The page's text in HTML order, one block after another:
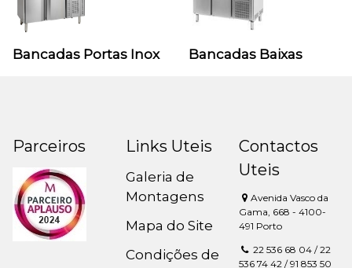
Bancadas Portas Inox Bancadas Baixas
Parceiros Links Uteis
Galeria de
Montagens
Mapa do Site
Condições de
Contactos
Uteis
Avenida Vasco da
Gama, 668 - 4100-
491 Porto
22 536 68 04 / 22
536 74 42 / 91 853 50